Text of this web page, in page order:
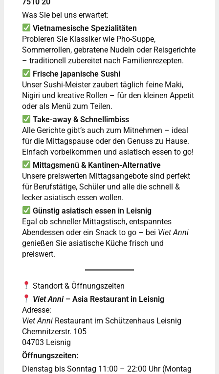
Was Sie bei uns erwartet:
Vietnamesische Spezialitäten
Probieren Sie Klassiker wie Pho-Suppe,
Sommerrollen, gebratene Nudeln oder Reisgerichte
– traditionell zubereitet nach Familienrezepten.
Frische japanische Sushi
Unser Sushi-Meister zaubert täglich feine Maki,
Nigiri und kreative Rollen – für den kleinen Appetit
oder als Menü zum Teilen.
Take-away & Schnellimbiss
Alle Gerichte gibt’s auch zum Mitnehmen – ideal
für die Mittagspause oder den Genuss zu Hause.
Einfach vorbeikommen und asiatisch essen to go!
Mittagsmenü & Kantinen-Alternative
Unsere preiswerten Mittagsangebote sind perfekt
für Berufstätige, Schüler und alle die schnell &
lecker asiatisch essen wollen.
Günstig asiatisch essen in Leisnig
Egal ob schneller Mittagstisch, entspanntes
Abendessen oder ein Snack to go – bei Viet Anni
genießen Sie asiatische Küche frisch und
preiswert.
Standort & Öffnungszeiten
Viet Anni – Asia Restaurant in Leisnig
Adresse:
Viet AnniRestaurant im Schützenhaus Leisnig
Chemnitzerstr. 105
04703 Leisnig
Öffnungszeiten:
Dienstag bis Sonntag 11:00 – 22:00 Uhr (Montag